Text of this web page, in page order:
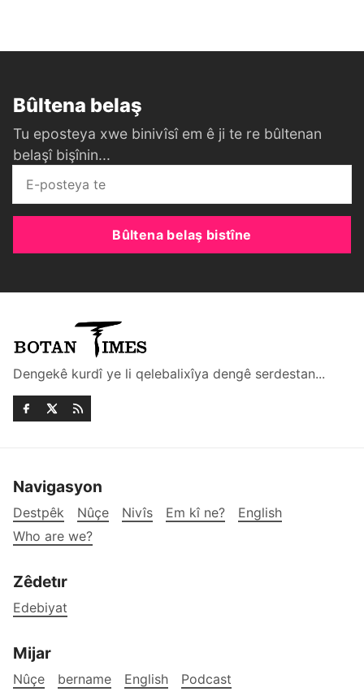
Bûltena belaş
Tu eposteya xwe binivîsî em ê ji te re bûltenan
belaşî bişînin...
Bûltena belaş bistîne
Dengekê kurdî ye li qelebalixîya dengê serdestan...
Navigasyon
Destpêk Nûçe Nivîs Em kî ne?
English
Who are we?
Zêdetır
Edebiyat
Mijar
Nûçe bername English
Podcast